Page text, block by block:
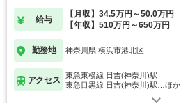
給与
【月収】34.5万円～50.0万円
【年収】510万円～650万円
勤務地 神奈川県 横浜市港北区
アクセス
東急東横線 日吉(神奈川)駅
東急目黒線 日吉(神奈川)駅…ほか